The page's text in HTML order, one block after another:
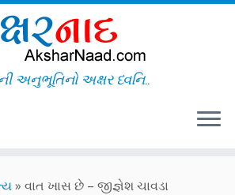
અનુભૂતિનો અક્ષર ધ્વનિ..
» વાત ખાસ છે – જીજ્ઞેશ ચાવડા